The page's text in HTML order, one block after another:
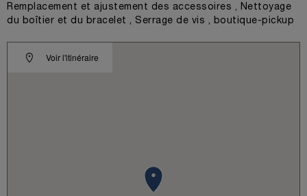
Voir l'itinéraire
Remplacement et ajustement des accessoires , Nettoyage
du boîtier et du bracelet , Serrage de vis , boutique-pickup